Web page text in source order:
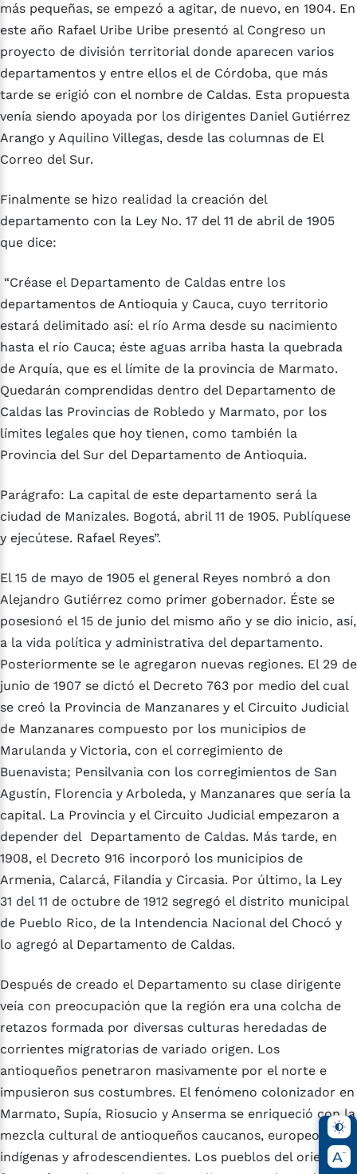
más pequeñas, se empezó a agitar, de nuevo, en 1904. En
este año Rafael Uribe Uribe presentó al Congreso un
proyecto de división territorial donde aparecen varios
departamentos y entre ellos el de Córdoba, que más
tarde se erigió con el nombre de Caldas. Esta propuesta
venía siendo apoyada por los dirigentes Daniel Gutiérrez
Arango y Aquilino Villegas, desde las columnas de El
Correo del Sur.
Finalmente se hizo realidad la creación del
departamento con la Ley No. 17 del 11 de abril de 1905
que dice:
“Créase el Departamento de Caldas entre los
departamentos de Antioquia y Cauca, cuyo territorio
estará delimitado así: el río Arma desde su nacimiento
hasta el río Cauca; éste aguas arriba hasta la quebrada
de Arquía, que es el límite de la provincia de Marmato.
Quedarán comprendidas dentro del Departamento de
Caldas las Provincias de Robledo y Marmato, por los
límites legales que hoy tienen, como también la
Provincia del Sur del Departamento de Antioquia.
Parágrafo: La capital de este departamento será la
ciudad de Manizales. Bogotá, abril 11 de 1905. Publíquese
y ejecútese. Rafael Reyes”.
El 15 de mayo de 1905 el general Reyes nombró a don
Alejandro Gutiérrez como primer gobernador. Éste se
posesionó el 15 de junio del mismo año y se dio inicio, así,
a la vida política y administrativa del departamento.
Posteriormente se le agregaron nuevas regiones. El 29 de
junio de 1907 se dictó el Decreto 763 por medio del cual
se creó la Provincia de Manzanares y el Circuito Judicial
de Manzanares compuesto por los municipios de
Marulanda y Victoria, con el corregimiento de
Buenavista; Pensilvania con los corregimientos de San
Agustín, Florencia y Arboleda, y Manzanares que sería la
capital. La Provincia y el Circuito Judicial empezaron a
depender del Departamento de Caldas. Más tarde, en
1908, el Decreto 916 incorporó los municipios de
Armenia, Calarcá, Filandia y Circasia. Por último, la Ley
31 del 11 de octubre de 1912 segregó el distrito municipal
de Pueblo Rico, de la Intendencia Nacional del Chocó y
lo agregó al Departamento de Caldas.
Después de creado el Departamento su clase dirigente
veía con preocupación que la región era una colcha de
retazos formada por diversas culturas heredadas de
corrientes migratorias de variado origen. Los
antioqueños penetraron masivamente por el norte e
impusieron sus costumbres. El fenómeno colonizador en
Marmato, Supía, Riosucio y Anserma se enriqueció con la
mezcla cultural de antioqueños caucanos, europeos,
indígenas y afrodescendientes. Los pueblos del oriente